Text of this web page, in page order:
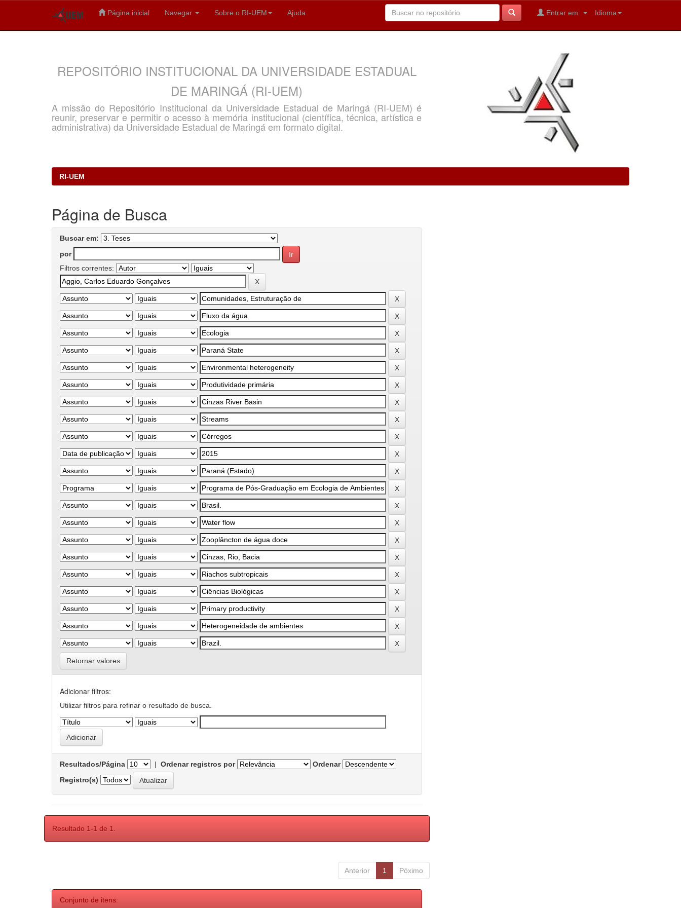
Página inicial Navegar Sobre o RI-UEM Ajuda Idioma
Entrar em:
REPOSITÓRIO INSTITUCIONAL DA UNIVERSIDADE ESTADUAL
DE MARINGÁ (RI-UEM)
A missão do Repositório Institucional da Universidade Estadual de Maringá (RI-UEM) é
reunir, preservar e permitir o acesso à memória institucional (científica, técnica, artística e
administrativa) da Universidade Estadual de Maringá em formato digital.
RI-UEM
Página de Busca
Buscar em:
por
Filtros correntes:
Retornar valores
Adicionar filtros:
Utilizar filtros para refinar o resultado de busca.
Resultados/Página | Ordenar registros por
Ordenar
Registro(s)
Resultado 1-1 de 1.
Anterior 1 Póximo
Conjunto de itens: